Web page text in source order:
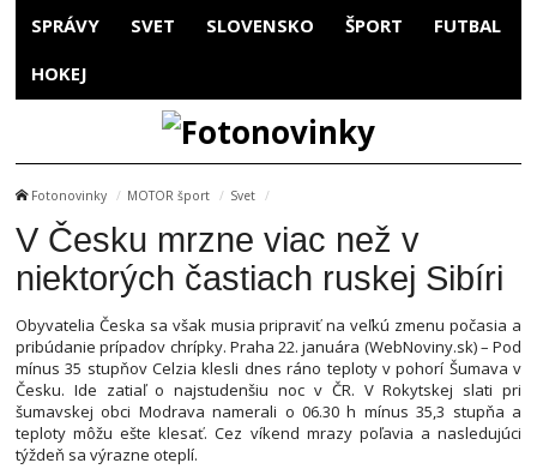
SPRÁVY SVET SLOVENSKO ŠPORT FUTBAL
HOKEJ
Fotonovinky MOTOR šport Svet
V Česku mrzne viac než v
niektorých častiach ruskej Sibíri
Obyvatelia Česka sa však musia pripraviť na veľkú zmenu počasia a
pribúdanie prípadov chrípky. Praha 22. januára (WebNoviny.sk) – Pod
mínus 35 stupňov Celzia klesli dnes ráno teploty v pohorí Šumava v
Česku. Ide zatiaľ o najstudenšiu noc v ČR. V Rokytskej slati pri
šumavskej obci Modrava namerali o 06.30 h mínus 35,3 stupňa a
teploty môžu ešte klesať. Cez víkend mrazy poľavia a nasledujúci
týždeň sa výrazne oteplí.